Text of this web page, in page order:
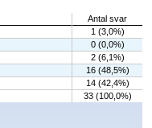
Antal svar
1 (3,0%)
0 (0,0%)
2 (6,1%)
16 (48,5%)
14 (42,4%)
33 (100,0%)